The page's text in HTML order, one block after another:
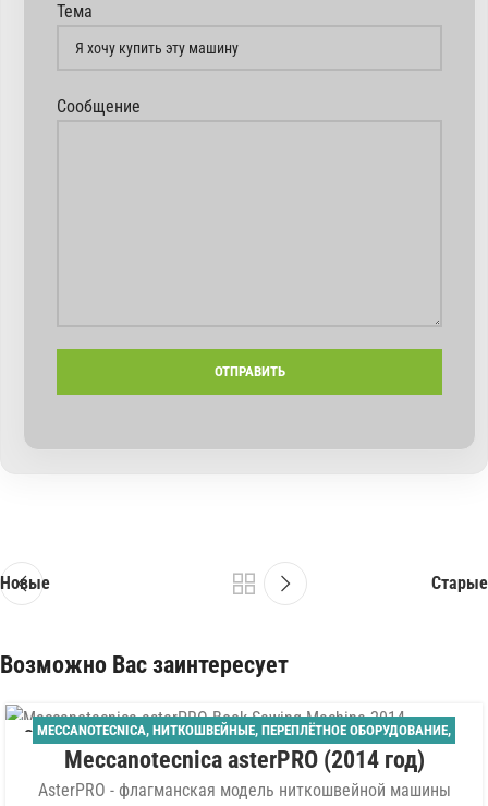
Тема
Сообщение
Новые Старые
Возможно Вас заинтересует
04MECCANOTECNICA, НИТКОШВЕЙНЫЕ, ПЕРЕПЛЁТНОЕ ОБОРУДОВАНИЕ,
ТВЁРДЫЙ ПЕРЕПЛЁТ
Meccanotecnica asterPRO (2014 год)
AsterPRO - флагманская модель ниткошвейной машины